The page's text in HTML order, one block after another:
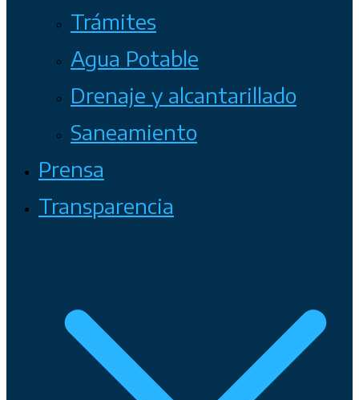
Trámites
Agua Potable
Drenaje y alcantarillado
Saneamiento
Prensa
Transparencia